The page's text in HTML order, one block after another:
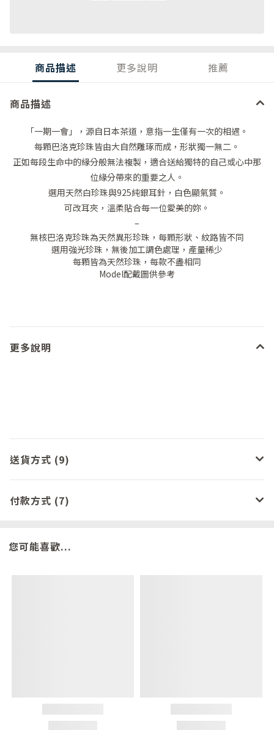
商品描述 更多說明 推薦
商品描述
「一期一會」，源自日本茶道，意指一生僅有一次的相遇。
每顆巴洛克珍珠皆由大自然雕琢而成，形狀獨一無二。
正如每段生命中的緣分般無法複製，適合送給獨特的自己或心中那
位緣分帶來的重要之人。
選用天然白珍珠與925純銀耳針，白色顯氣質。
可改耳夾，溫柔貼合每一位愛美的妳。
–
無核巴洛克珍珠為天然異形珍珠，每顆形狀、紋路皆不同
選用強光珍珠，無後加工調色處理，產量稀少
每顆皆為天然珍珠，每款不盡相同
Model配戴圖供參考
更多說明
送貨方式 (9)
付款方式 (7)
您可能喜歡...